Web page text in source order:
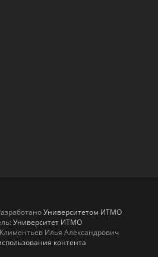
Университетом ИТМО
Университет ИТМО
Илья Александрович
контента